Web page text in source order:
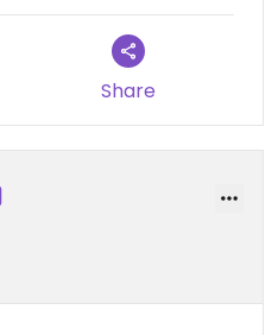
😉
Share